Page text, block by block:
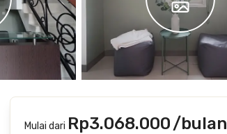
Mulai dari Rp3.068.000/bulan